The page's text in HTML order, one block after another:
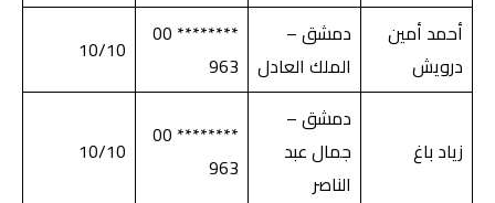
أحمد أمين
درويش
دمشق –
الملك العادل
******** 00
963
10/10
زياد باغ
دمشق –
جمال عبد
الناصر
******** 00
963
10/10